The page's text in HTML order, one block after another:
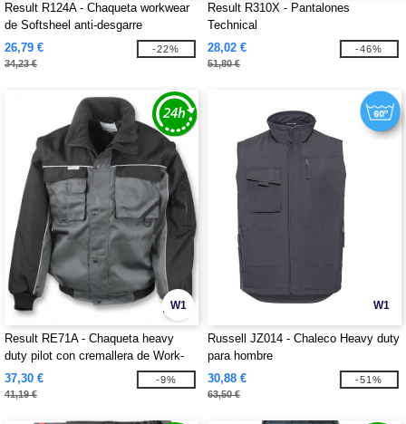
Result R124A - Chaqueta workwear
de Softsheel anti-desgarre
26,79 €
34,23 €
-22%
Result R310X - Pantalones
Technical
28,02 €
51,80 €
-46%
W1
Result RE71A - Chaqueta heavy
duty pilot con cremallera de Work-
Guard
37,30 €
41,19 €
-9%
W1
Russell JZ014 - Chaleco Heavy duty
para hombre
30,88 €
63,50 €
-51%